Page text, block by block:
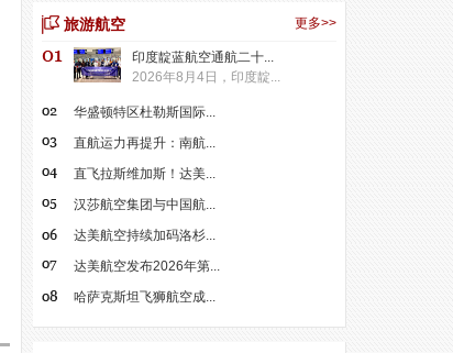
更多>>
旅游航空
印度靛蓝航空通航二十...
2026年8月4日，印度靛...
华盛顿特区杜勒斯国际...
直航运力再提升：南航...
直飞拉斯维加斯！达美...
汉莎航空集团与中国航...
达美航空持续加码洛杉...
达美航空发布2026年第...
哈萨克斯坦飞狮航空成...